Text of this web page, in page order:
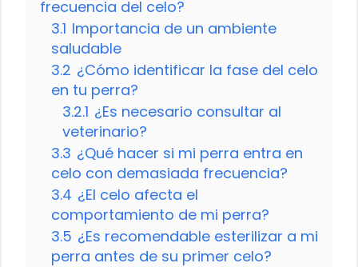
frecuencia del celo?
3.1 Importancia de un ambiente
saludable
3.2 ¿Cómo identificar la fase del celo
en tu perra?
3.2.1 ¿Es necesario consultar al
veterinario?
3.3 ¿Qué hacer si mi perra entra en
celo con demasiada frecuencia?
3.4 ¿El celo afecta el
comportamiento de mi perra?
3.5 ¿Es recomendable esterilizar a mi
perra antes de su primer celo?